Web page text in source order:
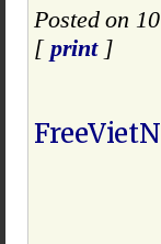
Posted on
[ print]